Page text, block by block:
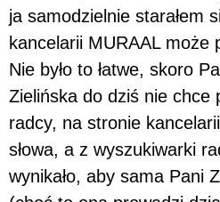
ja samodzielnie starałem
kancelarii MURAAL może
Nie było to łatwe, skoro
Zielińska do dziś nie chce
radcy, na stronie
słowa, a z wyszukiwarki
wynikało, aby sama Pani